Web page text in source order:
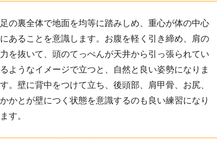
足の裏全体で地面を均等に踏みしめ、重心が体の中心
にあることを意識します。お腹を軽く引き締め、肩の
力を抜いて、頭のてっぺんが天井から引っ張られてい
るようなイメージで立つと、自然と良い姿勢になりま
す。壁に背中をつけて立ち、後頭部、肩甲骨、お尻、
かかとが壁につく状態を意識するのも良い練習になり
ます。